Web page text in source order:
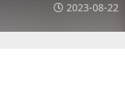
2023-08-22